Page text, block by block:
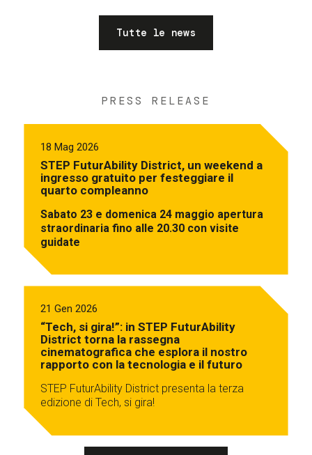
Tutte le news
PRESS RELEASE
18 Mag 2026
STEP FuturAbility District, un weekend a
ingresso gratuito per festeggiare il
quarto compleanno
Sabato 23 e domenica 24 maggio apertura
straordinaria fino alle 20.30 con visite
guidate
21 Gen 2026
“Tech, si gira!”: in STEP FuturAbility
District torna la rassegna
cinematografica che esplora il nostro
rapporto con la tecnologia e il futuro
STEP FuturAbility District presenta la terza
edizione di Tech, si gira!